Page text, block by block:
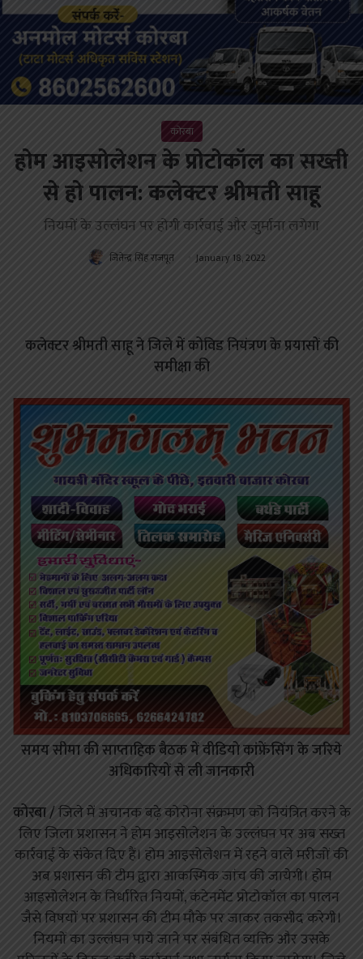
कोरबा
होम आइसोलेशन के प्रोटोकॉल का सख्ती
से हो पालन: कलेक्टर श्रीमती साहू
नियमों के उल्लंघन पर होगी कार्रवाई और जुर्माना लगेगा
जितेन्द्र सिंह राजपूत January 18, 2022
कलेक्टर श्रीमती साहू ने जिले में कोविड नियंत्रण के प्रयासों की
समीक्षा की
समय सीमा की साप्ताहिक बैठक में वीडियो कांफ्रेंसिंग के जरिये
अधिकारियों से ली जानकारी
कोरबा /जिले में अचानक बढ़े कोरोना संक्रमण को नियंत्रित करने के
लिए जिला प्रशासन ने होम आइसोलेशन के उल्लंघन पर अब सख्त
कार्रवाई के संकेत दिए हैं। होम आइसोलेशन में रहने वाले मरीजों की
अब प्रशासन की टीम द्वारा आकस्मिक जांच की जायेगी। होम
आइसोलेशन के निर्धारित नियमों, कंटेनमेंट प्रोटोकॉल का पालन
जैसे विषयों पर प्रशासन की टीम मौके पर जाकर तकसीद करेगी।
नियमों का उल्लंघन पाये जाने पर संबंधित व्यक्ति और उसके